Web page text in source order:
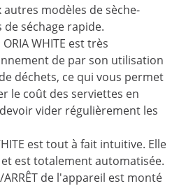
modèles de sèche-
séchage rapide.
WHITE est très
de par son utilisation
déchets, ce qui vous permet
le coût des serviettes en
vider régulièrement les
est tout à fait intuitive. Elle
est totalement automatisée.
de l'appareil est monté